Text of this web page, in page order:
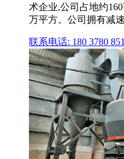
术企业,公司占地约
万平方。公司拥有减
联系电话: 180 3780